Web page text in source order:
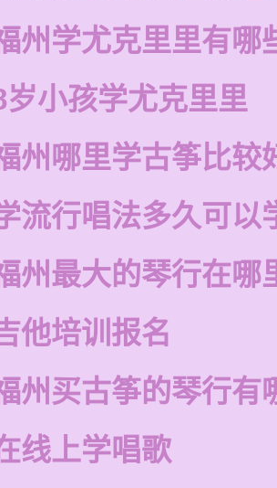
州学尤克里里有哪
岁小孩学尤克里里
州哪里学古筝比较
流行唱法多久可以
州最大的琴行在哪
他培训报名
州买古筝的琴行有
线上学唱歌